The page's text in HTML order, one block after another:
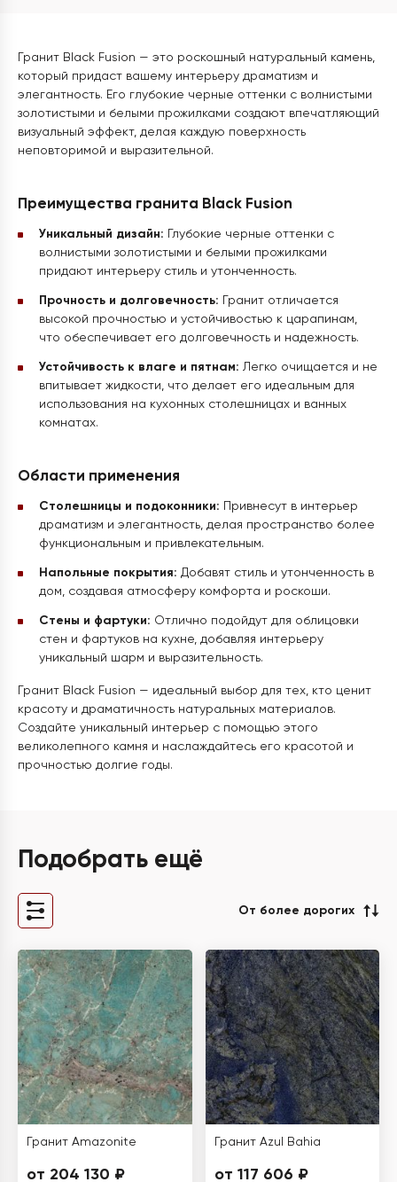
Гранит Black Fusion — это роскошный натуральный камень,
который придаст вашему интерьеру драматизм и
элегантность. Его глубокие черные оттенки с волнистыми
золотистыми и белыми прожилками создают впечатляющий
визуальный эффект, делая каждую поверхность
неповторимой и выразительной.
Преимущества гранита Black Fusion
Уникальный дизайн: Глубокие черные оттенки с
волнистыми золотистыми и белыми прожилками
придают интерьеру стиль и утонченность.
Прочность и долговечность: Гранит отличается
высокой прочностью и устойчивостью к царапинам,
что обеспечивает его долговечность и надежность.
Устойчивость к влаге и пятнам: Легко очищается и не
впитывает жидкости, что делает его идеальным для
использования на кухонных столешницах и ванных
комнатах.
Области применения
Столешницы и подоконники: Привнесут в интерьер
драматизм и элегантность, делая пространство более
функциональным и привлекательным.
Напольные покрытия: Добавят стиль и утонченность в
дом, создавая атмосферу комфорта и роскоши.
Стены и фартуки: Отлично подойдут для облицовки
стен и фартуков на кухне, добавляя интерьеру
уникальный шарм и выразительность.
Гранит Black Fusion — идеальный выбор для тех, кто ценит
красоту и драматичность натуральных материалов.
Создайте уникальный интерьер с помощью этого
великолепного камня и наслаждайтесь его красотой и
прочностью долгие годы.
Подобрать ещё
От более дорогих
Гранит Amazonite
от 204 130 ₽
Гранит Azul Bahia
от 117 606 ₽